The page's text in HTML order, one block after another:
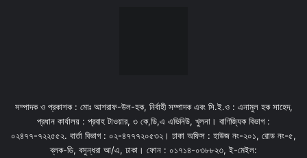
সম্পাদক ও প্রকাশক : মোঃ আশরাফ-উল-হক, নির্বাহী সম্পাদক এবং সি.ই.ও : এনামুল হক সাহেদ,
প্রধান কার্যালয় : প্রবাহ টাওয়ার, ৩ কে,ডি,এ এভিনিউ, খুলনা। বাণিজ্যিক বিভাগ :
০২৪৭৭-৭২২৫৫২. বার্তা বিভাগ : ০২-৪৭৭৭২০৫৩২। ঢাকা অফিস : হাউজ নং-২০১, রোড নং-৫,
ব্লক-ডি, বসুন্ধরা আ/এ, ঢাকা। ফোন : ০১৭১৪-০৩৮৮২৩, ই-মেইল: